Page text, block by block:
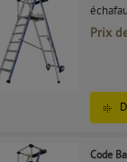
Prix
Code